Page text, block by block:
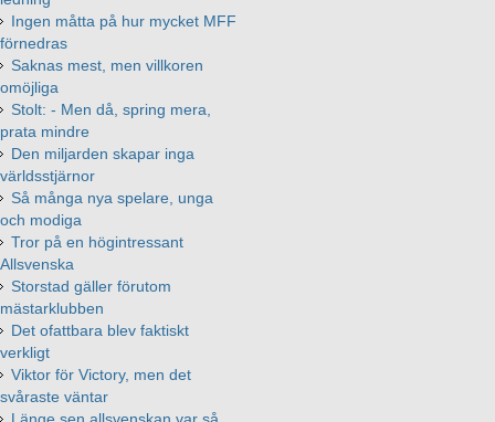
Ingen måtta på hur mycket MFF
förnedras
Saknas mest, men villkoren
omöjliga
Stolt: - Men då, spring mera,
prata mindre
Den miljarden skapar inga
världsstjärnor
Så många nya spelare, unga
och modiga
Tror på en högintressant
Allsvenska
Storstad gäller förutom
mästarklubben
Det ofattbara blev faktiskt
verkligt
Viktor för Victory, men det
svåraste väntar